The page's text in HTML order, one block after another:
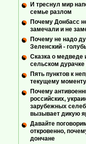
И треснул мир
семье разлом
Почему Донбасс
замечали и не
Почему не надо
Зеленский -
Сказка о медведе
сельском
Пять пунктов к
текущему моменту
Почему
российских,
зарубежных
вызывает дикую
Давайте
откровенно,
дончане